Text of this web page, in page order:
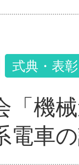
式典・表彰
「機
電車